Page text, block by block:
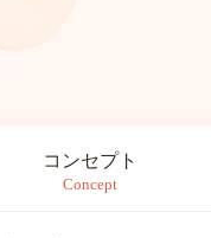
コンセプト
Concept